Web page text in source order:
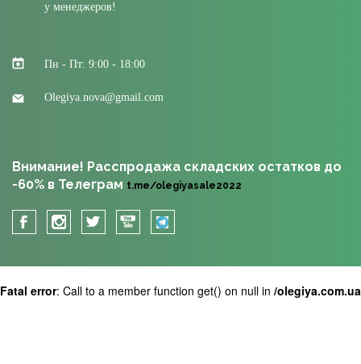
у менеджеров!
Пн - Пт: 9:00 - 18:00
Olegiya.nova@gmail.com
Внимание! Расспродажа складских остатков до
-60% в Телеграм t.me/olegiyasale2022
Fatal error: Call to a member function get() on null in /